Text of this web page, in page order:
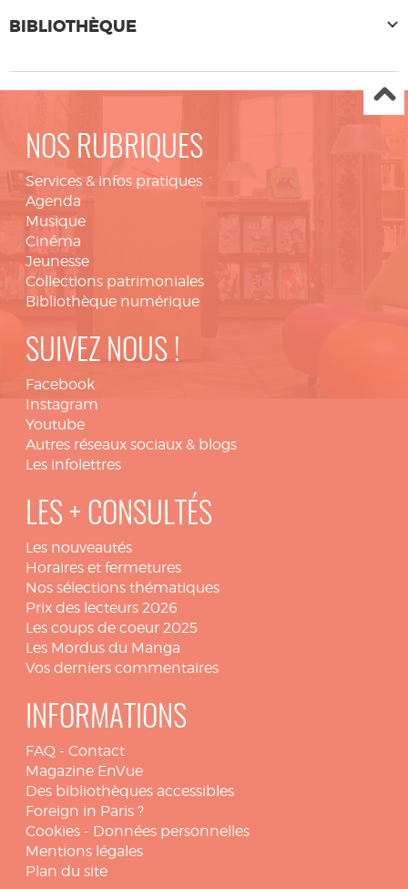
BIBLIOTHÈQUE
NOS RUBRIQUES
Services & infos pratiques
Agenda
Musique
Cinéma
Jeunesse
Collections patrimoniales
Bibliothèque numérique
SUIVEZ NOUS !
Facebook
Instagram
Youtube
Autres réseaux sociaux & blogs
Les infolettres
LES + CONSULTÉS
Les nouveautés
Horaires et fermetures
Nos sélections thématiques
Prix des lecteurs 2026
Les coups de coeur 2025
Les Mordus du Manga
Vos derniers commentaires
INFORMATIONS
FAQ - Contact
Magazine EnVue
Des bibliothèques accessibles
Foreign in Paris ?
Cookies - Données personnelles
Mentions légales
Plan du site